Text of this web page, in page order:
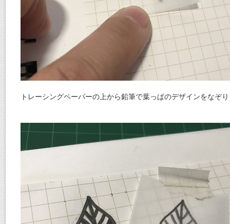
トレーシングペーパーの上から鉛筆で葉っぱのデザインをなぞ